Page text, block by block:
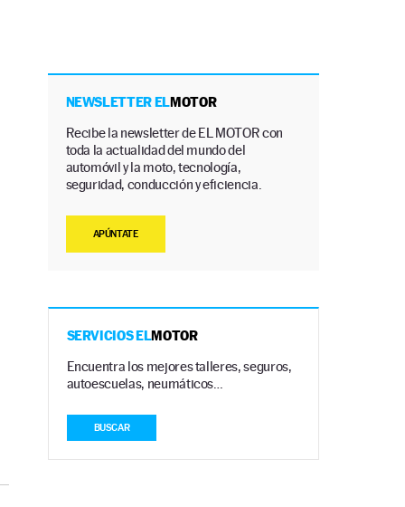
NEWSLETTER ELMOTOR
Recibe la newsletter de EL MOTOR con
toda la actualidad del mundo del
automóvil y la moto, tecnología,
seguridad, conducción y eficiencia.
APÚNTATE
SERVICIOS ELMOTOR
Encuentra los mejores talleres, seguros,
autoescuelas, neumáticos…
BUSCAR